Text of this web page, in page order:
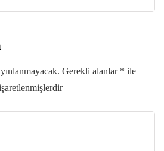
Gerekli alanlar * ile